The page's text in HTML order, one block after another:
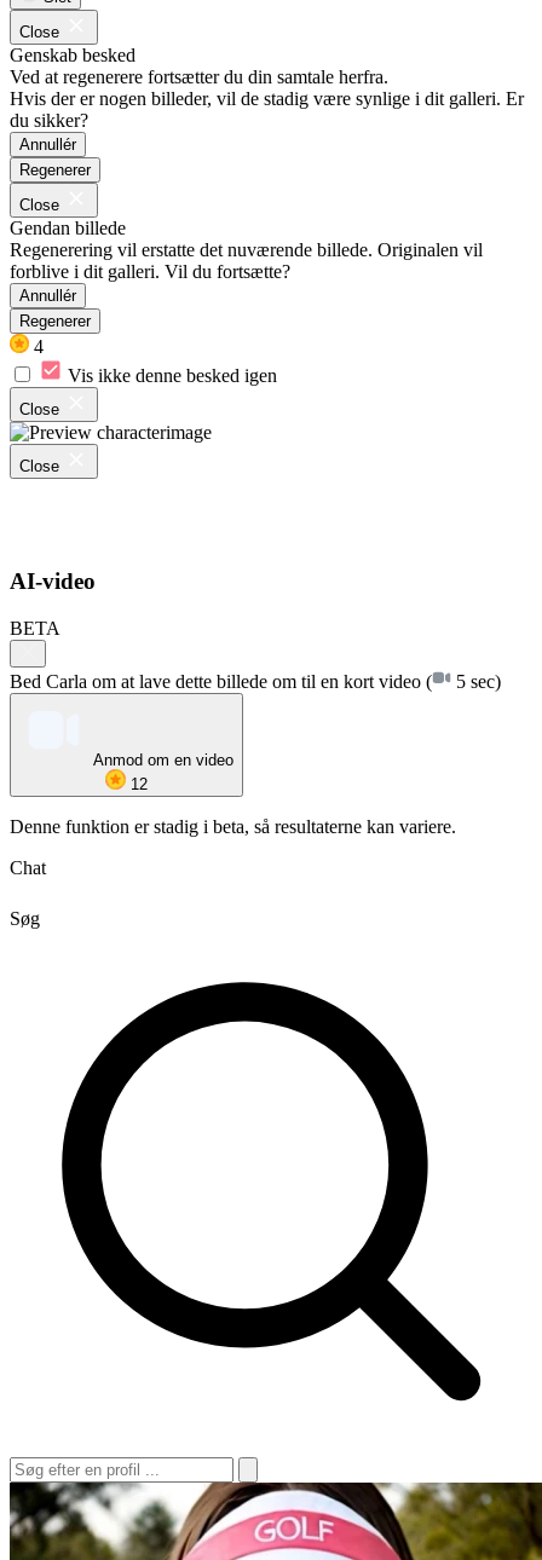
Close
Genskab besked
Ved at regenerere fortsætter du din samtale herfra.
Hvis der er nogen billeder, vil de stadig være synlige i dit galleri. Er
du sikker?
Annullér
Regenerer
Close
Gendan billede
Regenerering vil erstatte det nuværende billede. Originalen vil
forblive i dit galleri. Vil du fortsætte?
Annullér
Regenerer
4
Vis ikke denne besked igen
Close
Close
AI-video
BETA
Bed Carla om at lave dette billede om til en kort video ( 5 sec)
Anmod om en video
12
Denne funktion er stadig i beta, så resultaterne kan variere.
Chat
Søg